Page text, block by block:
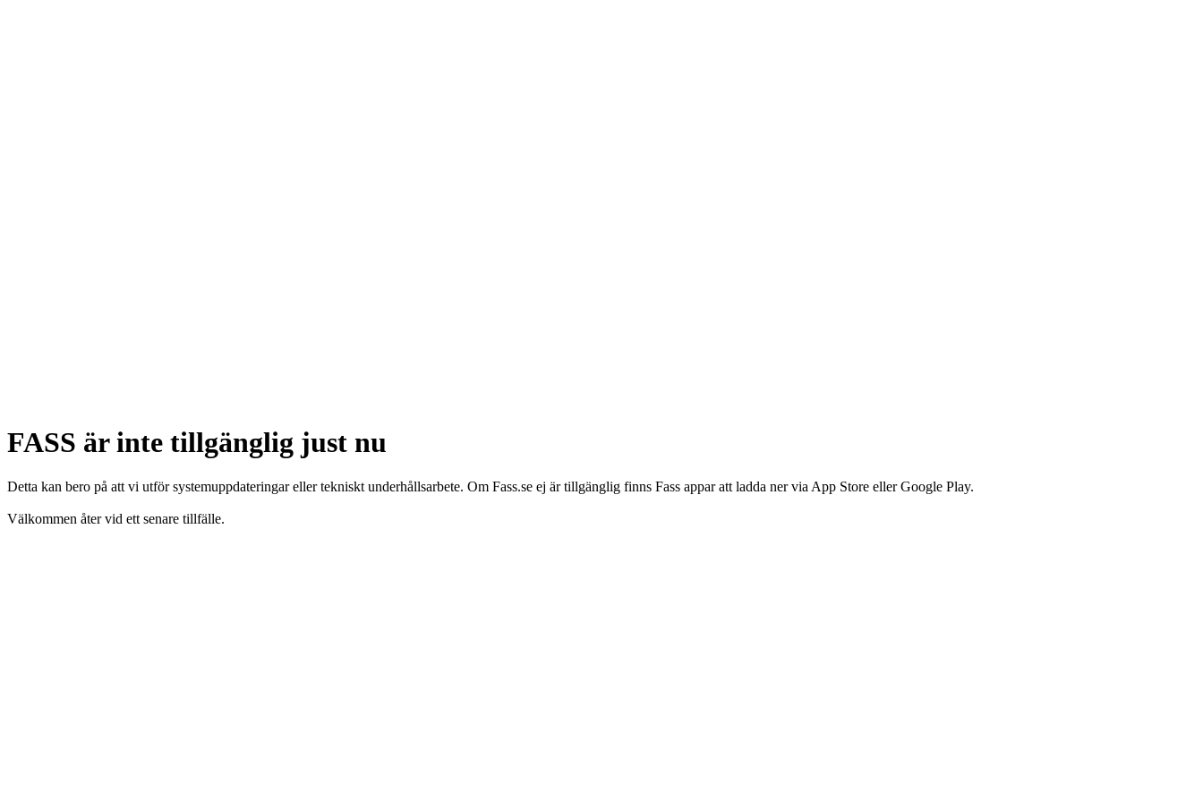
FASS är inte tillgänglig just nu
Detta kan bero på att vi utför systemuppdateringar eller tekniskt underhållsarbete. Om Fass.se ej är tillgänglig finns Fass appar att ladda ner via App Store eller Google Play.
Välkommen åter vid ett senare tillfälle.